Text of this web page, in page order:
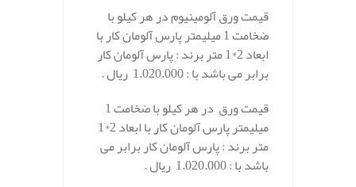
قیمت ورق آلومینیوم در هر کیلو با
ضخامت 1 میلیمتر پارس آلومان کار با
ابعاد 2*1 متر برند : پارس آلومان کار
برابر می باشد با : 1.020.000 ریال .
قیمت ورق در هر کیلو با ضخامت 1
میلیمتر پارس آلومان کار با ابعاد 2*1
متر برند : پارس آلومان کار برابر می
باشد با : 1.020.000 ریال .